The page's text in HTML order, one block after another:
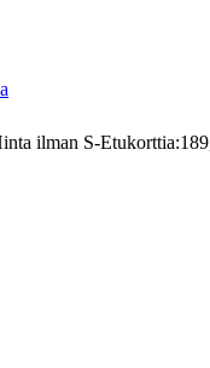
ilman S-Etukorttia: